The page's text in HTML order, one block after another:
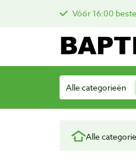
Vóór 16:00
Alle categorieën
Alle